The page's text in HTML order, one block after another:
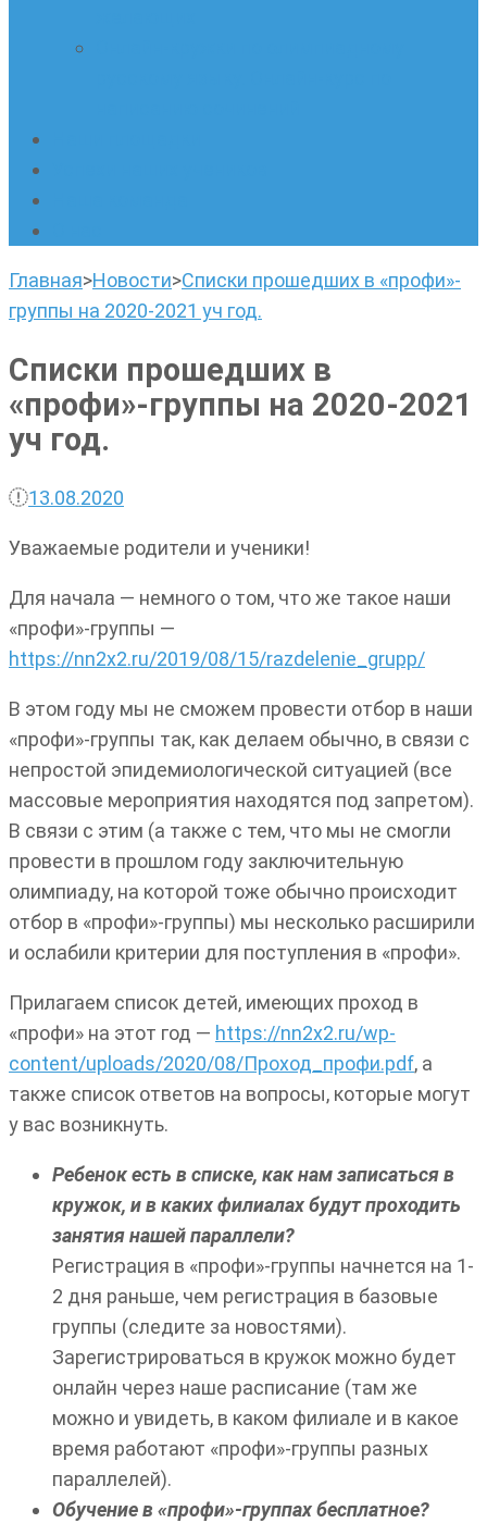
Главная>Новости>Списки прошедших в «профи»-
группы на 2020-2021 уч год.
Списки прошедших в
«профи»-группы на 2020-2021
уч год.
13.08.2020
Уважаемые родители и ученики!
Для начала — немного о том, что же такое наши
«профи»-группы —
https://nn2x2.ru/2019/08/15/razdelenie_grupp/
В этом году мы не сможем провести отбор в наши
«профи»-группы так, как делаем обычно, в связи с
непростой эпидемиологической ситуацией (все
массовые мероприятия находятся под запретом).
В связи с этим (а также с тем, что мы не смогли
провести в прошлом году заключительную
олимпиаду, на которой тоже обычно происходит
отбор в «профи»-группы) мы несколько расширили
и ослабили критерии для поступления в «профи».
Прилагаем список детей, имеющих проход в
«профи» на этот год — https://nn2x2.ru/wp-
content/uploads/2020/08/Проход_профи.pdf, а
также список ответов на вопросы, которые могут
у вас возникнуть.
Ребенок есть в списке, как нам записаться в
кружок, и в каких филиалах будут проходить
занятия нашей параллели?
Регистрация в «профи»-группы начнется на 1-
2 дня раньше, чем регистрация в базовые
группы (следите за новостями).
Зарегистрироваться в кружок можно будет
онлайн через наше расписание (там же
можно и увидеть, в каком филиале и в какое
время работают «профи»-группы разных
параллелей).
Обучение в «профи»-группах бесплатное?